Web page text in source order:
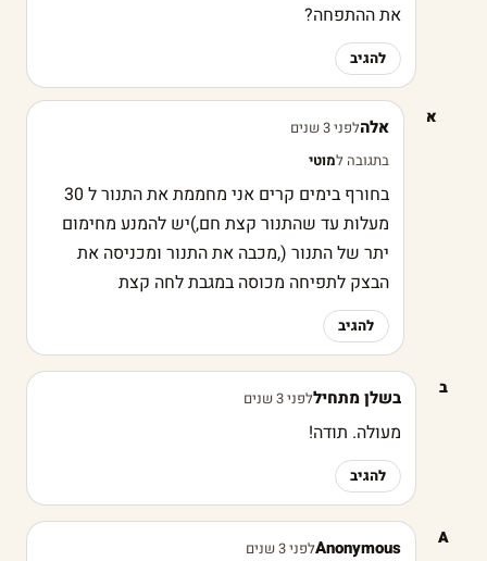
את ההתפחה?
להגיב
א אלהלפני 3 שנים
בתגובה למוטי
בחורף בימים קרים אני מחממת את התנור ל 30
מעלות עד שהתנור קצת חם,)יש להמנע מחימום
יתר של התנור (,מכבה את התנור ומכניסה את
הבצק לתפיחה מכוסה במגבת לחה קצת
להגיב
ב בשלן מתחיללפני 3 שנים
מעולה. תודה!
להגיב
A
Anonymousלפני 3 שנים